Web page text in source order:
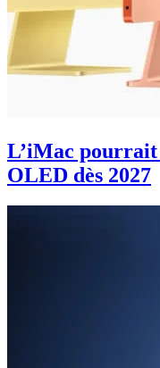
L’iMac
OLED dès 2027